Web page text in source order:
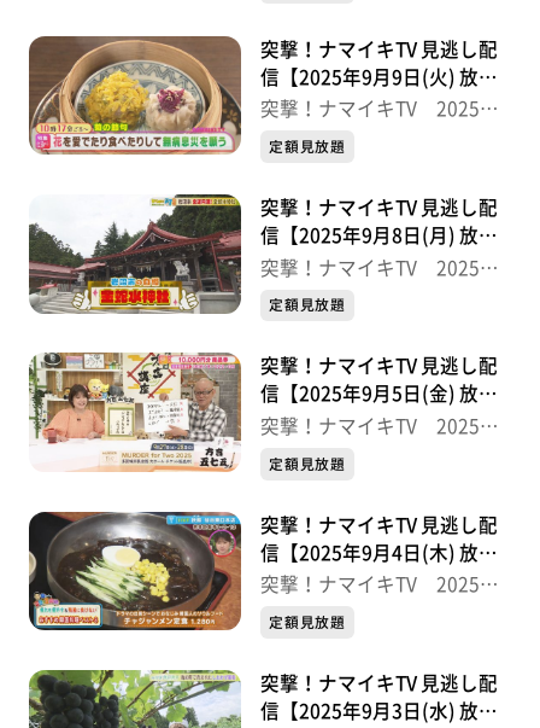
突撃！ナマイキTV 見逃し配
信【2025年9月9日(火) 放送
分】
突撃！ナマイキTV 2025後
半
定額見放題
突撃！ナマイキTV 見逃し配
信【2025年9月8日(月) 放送
分】
突撃！ナマイキTV 2025後
半
定額見放題
突撃！ナマイキTV 見逃し配
信【2025年9月5日(金) 放送
分】
突撃！ナマイキTV 2025後
半
定額見放題
突撃！ナマイキTV 見逃し配
信【2025年9月4日(木) 放送
分】
突撃！ナマイキTV 2025後
半
定額見放題
突撃！ナマイキTV 見逃し配
信【2025年9月3日(水) 放送